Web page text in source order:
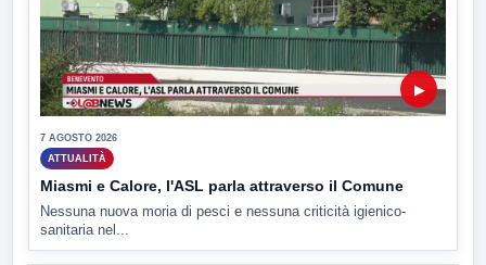
▶
7 AGOSTO 2026
ATTUALITÀ
Miasmi e Calore, l'ASL parla attraverso il Comune
Nessuna nuova moria di pesci e nessuna criticità igienico-
sanitaria nel...